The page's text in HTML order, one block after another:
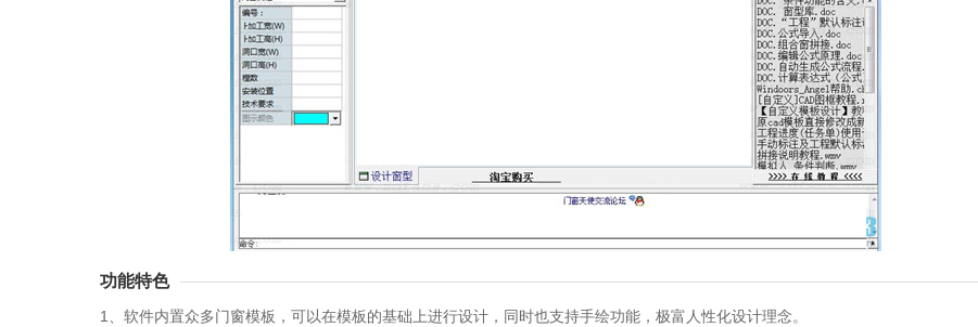
功能特色
1、软件内置众多门窗模板，可以在模板的基础上进行设计，同时也支持手绘功能，极富人性化设计理念。